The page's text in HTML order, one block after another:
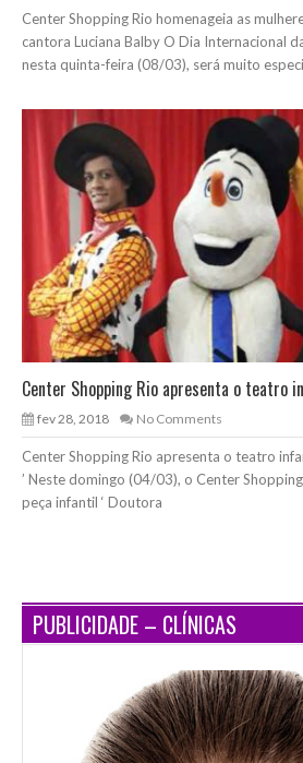
Center Shopping Rio homenageia as
cantora Luciana Balby O Dia Internacional
nesta quinta-feira (08/03), será muito
Center Shopping Rio apresenta o teatro
fev 28, 2018 No Comments
Center Shopping Rio apresenta o teatro
’ Neste domingo (04/03), o Center
peça infantil ‘ Doutora
PUBLICIDADE – CLÍNICAS